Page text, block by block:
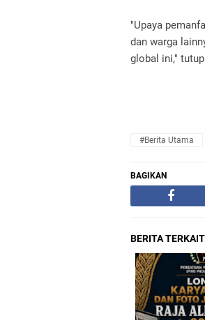
"Upaya
dan warga
global ini,"
#Berita Utama
BAGIKAN
BERITA TERKAIT